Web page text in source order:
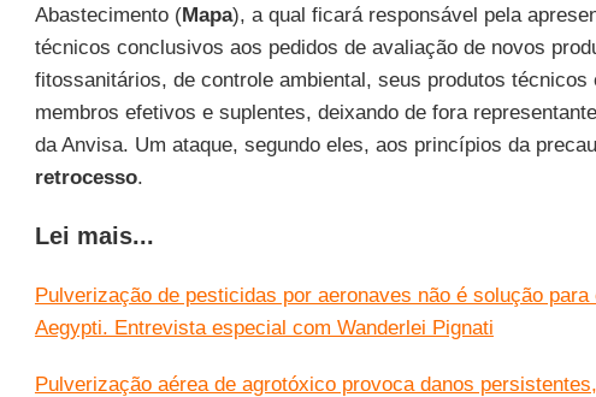
Abastecimento (Mapa), a qual ficará responsável pela
técnicos conclusivos aos pedidos de avaliação de novos
fitossanitários, de controle ambiental, seus produtos técnicos
membros efetivos e suplentes, deixando de fora
da Anvisa. Um ataque, segundo eles, aos princípios da
retrocesso.
Lei mais...
Pulverização de pesticidas por aeronaves não é solução para
Aegypti. Entrevista especial com Wanderlei Pignati
Pulverização aérea de agrotóxico provoca danos